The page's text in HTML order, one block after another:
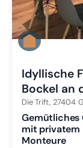
Idyllische
Bockel an
Die Trift, 27404
Gemütliches
mit privatem
Monteure